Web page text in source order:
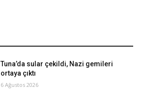
Tuna’da sular çekildi, Nazi gemileri
ortaya çıktı
6 Ağustos 2026